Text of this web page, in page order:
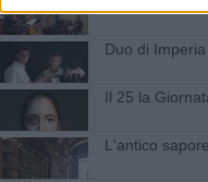
​Duo di
Il 25 la
L'antico